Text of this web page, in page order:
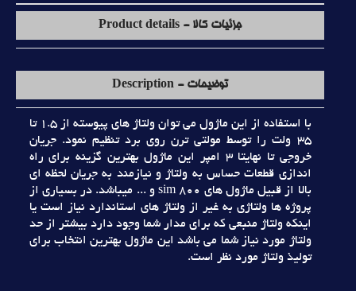
جزئیات کالا - Product details
توضیحات - Description
با استفاده از اين ماژول مي توان ولتاژ هاي پيوسته از 1.5 تا
35 ولت را توسط مولتي ترن روي برد تنظيم نمود. جريان
خروجي تا نهايتا 3 امپر اين ماژول بهترين گزينه براي راه
اندازي قطعات حساس به ولتاژ و نيازمند به جريان لحظه اي
بالا از قبيل ماژول هاي sim 800 و ... ميباشد. در بسياري از
پروژه ها ولتاژي به غير از ولتاژ هاي استاندارد نياز است يا
اينکه ولتاژ منبعي که براي مدار شما وجود دارد بيشتر از حد
ولتاژ مورد نياز شما مي باشد اين ماژول بهترين انتخاب براي
توليذ ولتاژ مورد نظر است.